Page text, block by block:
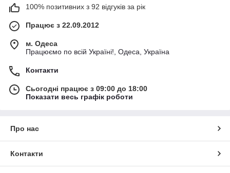
100% позитивних з 92 відгуків за рік
Працює з 22.09.2012
м. Одеса
Працюємо по всій Україні!, Одеса, Україна
Контакти
Сьогодні працює з 09:00 до 18:00
Показати весь графік роботи
Про нас
Контакти